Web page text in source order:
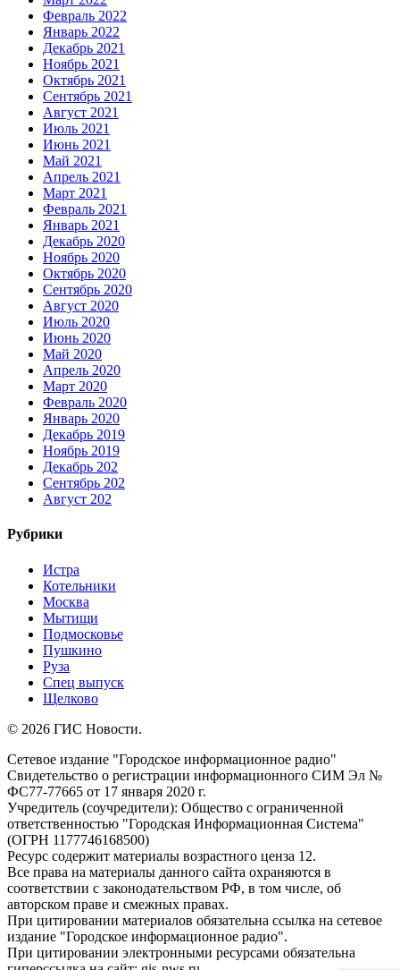
Февраль 2022
Январь 2022
Декабрь 2021
Ноябрь 2021
Октябрь 2021
Сентябрь 2021
Август 2021
Июль 2021
Июнь 2021
Май 2021
Апрель 2021
Март 2021
Февраль 2021
Январь 2021
Декабрь 2020
Ноябрь 2020
Октябрь 2020
Сентябрь 2020
Август 2020
Июль 2020
Июнь 2020
Май 2020
Апрель 2020
Март 2020
Февраль 2020
Январь 2020
Декабрь 2019
Ноябрь 2019
Декабрь 202
Сентябрь 202
Август 202
Рубрики
Истра
Котельники
Москва
Мытищи
Подмосковье
Пушкино
Руза
Спец выпуск
Щелково
© 2026 ГИС Новости.
Сетевое издание "Городское информационное радио"
Свидетельство о регистрации информационного СИМ Эл №
ФС77-77665 от 17 января 2020 г.
Учредитель (соучредители): Общество с ограниченной
ответственностью "Городская Информационная Система"
(ОГРН 1177746168500)
Ресурс содержит материалы возрастного ценза 12.
Все права на материалы данного сайта охраняются в
соответствии с законодательством РФ, в том числе, об
авторском праве и смежных правах.
При цитировании материалов обязательна ссылка на сетевое
издание "Городское информационное радио".
При цитировании электронными ресурсами обязательна